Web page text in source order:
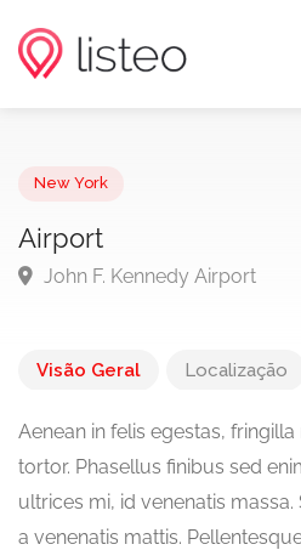
Airport
Visão Geral Localização
Aenean in felis egestas,
tortor. Phasellus finibus sed
ultrices mi, id venenatis
a venenatis mattis.